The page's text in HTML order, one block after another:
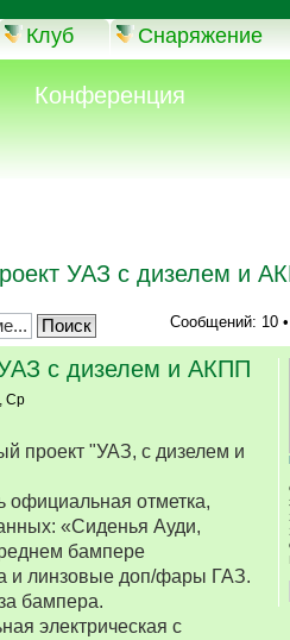
Клуб Снаряжение
Конференция
УАЗ с дизелем и
Сообщений: 10
с дизелем и АКПП
Ср
проект "УАЗ, с дизелем и
отметка,
«Сиденья Ауди,
бампере
и линзовые доп/фары ГАЗ.
бампера.
электрическая с